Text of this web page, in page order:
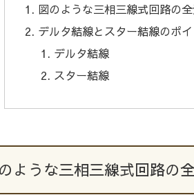
図のような三相三線式回路の
デルタ結線とスター結線のポ
デルタ結線
スター結線
ような三相三線式回路の